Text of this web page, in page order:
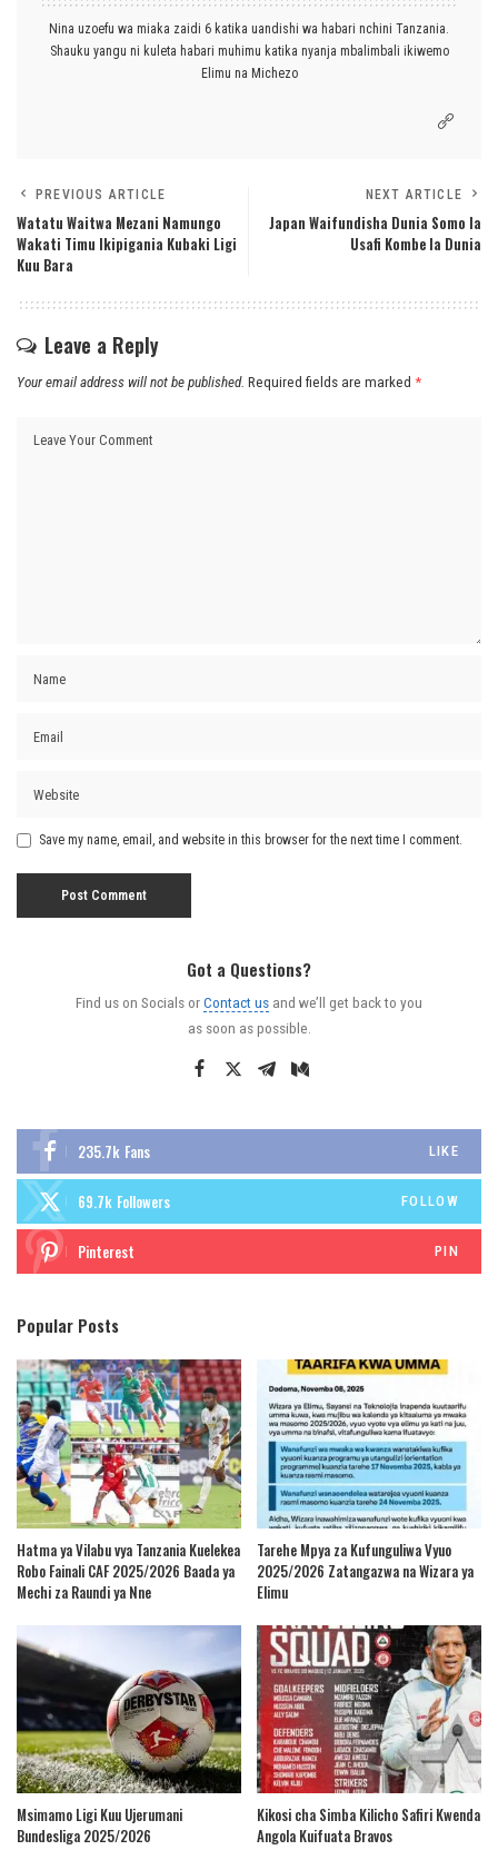
Nina uzoefu wa miaka zaidi 6 katika uandishi wa habari nchini Tanzania.
Shauku yangu ni kuleta habari muhimu katika nyanja mbalimbali ikiwemo
Elimu na Michezo
PREVIOUS ARTICLE
Watatu Waitwa Mezani Namungo
Wakati Timu Ikipigania Kubaki Ligi
Kuu Bara
NEXT ARTICLE
Japan Waifundisha Dunia Somo la
Usafi Kombe la Dunia
Leave a Reply
Your email address will not be published. Required fields are marked *
Save my name, email, and website in this browser for the next time I comment.
Got a Questions?
Find us on Socials orContact us and we’ll get back to you
as soon as possible.
235.7k Fans LIKE
69.7k Followers FOLLOW
Pinterest PIN
Popular Posts
Hatma ya Vilabu vya Tanzania Kuelekea
Robo Fainali CAF 2025/2026 Baada ya
Mechi za Raundi ya Nne
Tarehe Mpya za Kufunguliwa Vyuo
2025/2026 Zatangazwa na Wizara ya
Elimu
Msimamo Ligi Kuu Ujerumani
Bundesliga 2025/2026
Kikosi cha Simba Kilicho Safiri Kwenda
Angola Kuifuata Bravos